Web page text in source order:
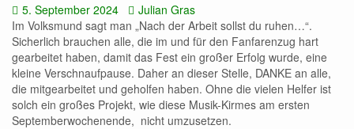
Datum:
5. September 2024 Autor:
Julian Gras
Im Volksmund sagt man „Nach der Arbeit sollst du ruhen…“.
Sicherlich brauchen alle, die im und für den Fanfarenzug hart
gearbeitet haben, damit das Fest ein großer Erfolg wurde, eine
kleine Verschnaufpause. Daher an dieser Stelle, DANKE an alle,
die mitgearbeitet und geholfen haben. Ohne die vielen Helfer ist
solch ein großes Projekt, wie diese Musik-Kirmes am ersten
Septemberwochenende, nicht umzusetzen.